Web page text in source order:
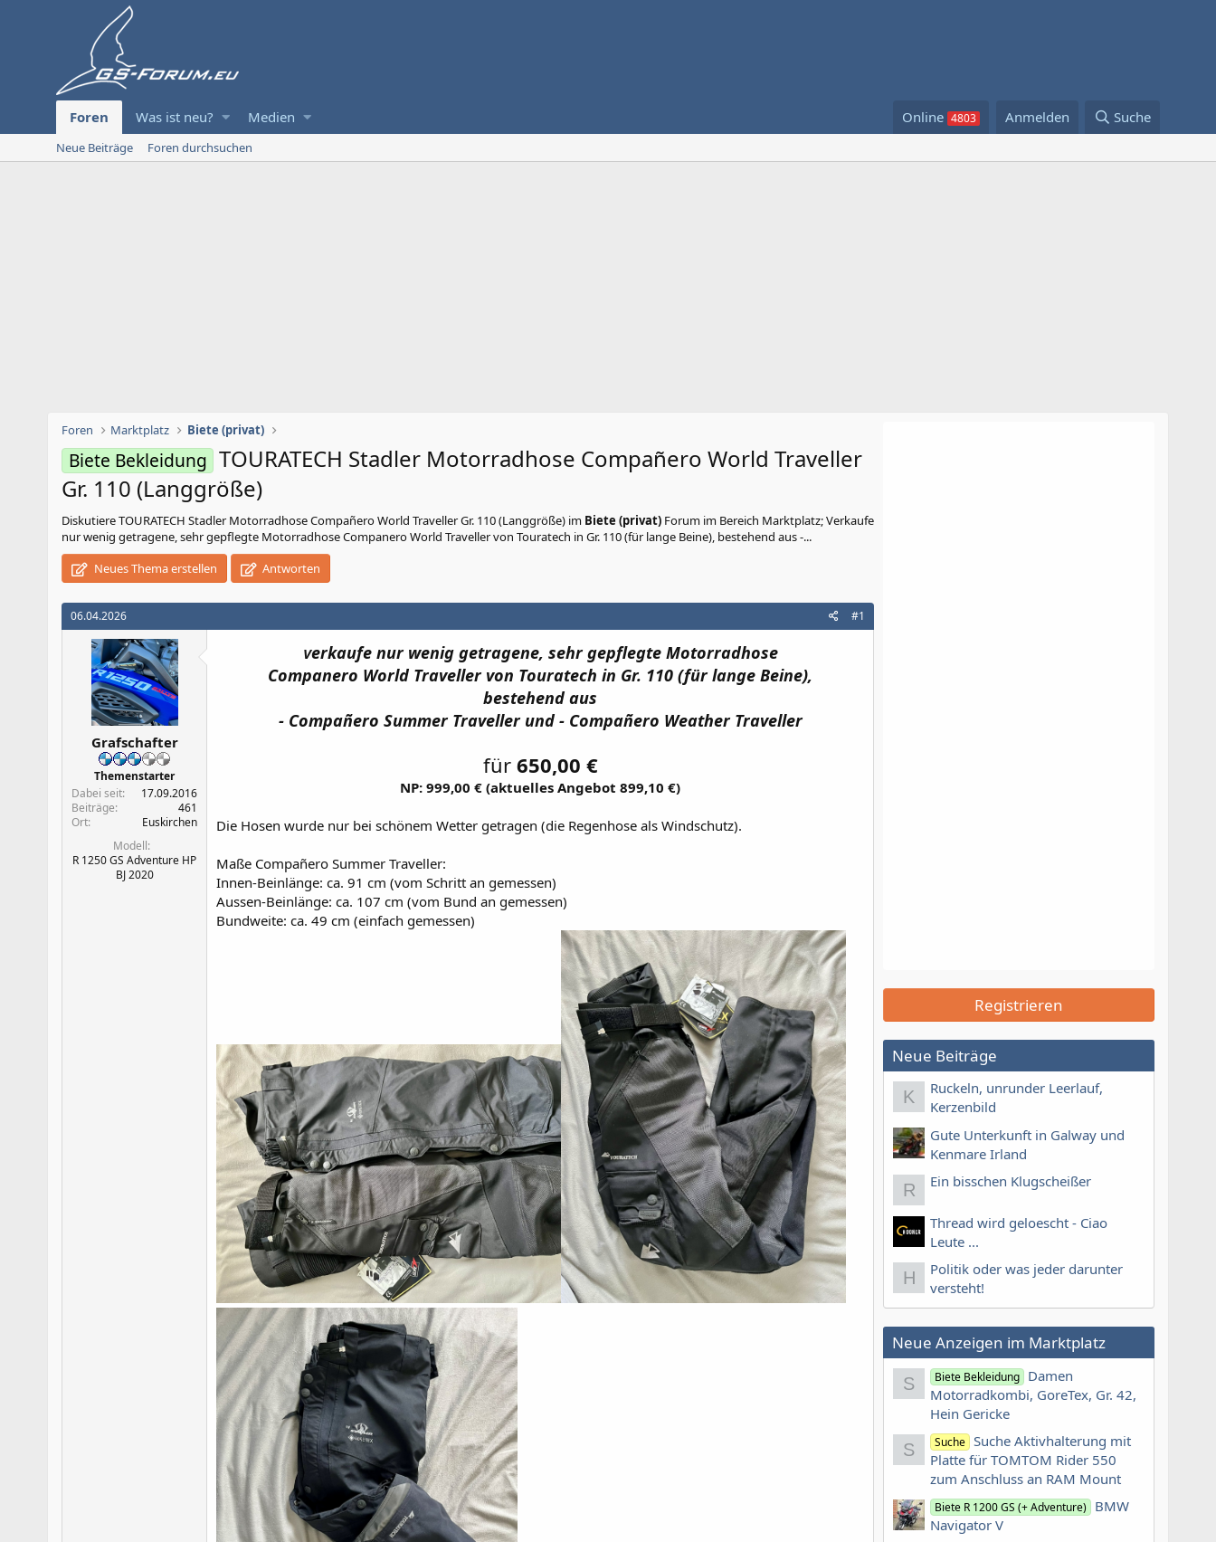
Foren Was ist neu? Medien Online Anmelden Suche
Neue Beiträge Foren durchsuchen
Foren Marktplatz Biete (privat)
Biete Bekleidung TOURATECH Stadler Motorradhose Compañero World Traveller
Gr. 110 (Langgröße)
DiskutiereTOURATECH Stadler Motorradhose Compañero World Traveller Gr. 110 (Langgröße) im Biete (privat) Forum im Bereich Marktplatz; Verkaufe
nur wenig getragene, sehr gepflegte Motorradhose Companero World Traveller von Touratech in Gr. 110 (für lange Beine), bestehend aus -...
Neues Thema erstellen
Antworten
06.04.2026 #1
Grafschafter
Themenstarter
Dabei seit
17.09.2016
Beiträge
461
Ort
Euskirchen
Modell
R 1250 GS Adventure HP
BJ 2020
Verkaufe nur wenig getragene, sehr gepflegte Motorradhose
Companero World Traveller von Touratech in Gr. 110 (für lange Beine),
bestehend aus
- Compañero Summer Traveller und - Compañero Weather Traveller
für 650,00 €
NP: 999,00 € (aktuelles Angebot 899,10 €)
Die Hosen wurde nur bei schönem Wetter getragen (die Regenhose als Windschutz).
Maße Compañero Summer Traveller:
Innen-Beinlänge: ca. 91 cm (vom Schritt an gemessen)
Aussen-Beinlänge: ca. 107 cm (vom Bund an gemessen)
Bundweite: ca. 49 cm (einfach gemessen)
Registrieren
Neue Beiträge
K
Ruckeln, unrunder Leerlauf,
Kerzenbild
Gute Unterkunft in Galway und
Kenmare Irland
R Ein bisschen Klugscheißer
Thread wird geloescht - Ciao
Leute ...
H
Politik oder was jeder darunter
versteht!
Neue Anzeigen im Marktplatz
S Biete Bekleidung Damen
Motorradkombi, GoreTex, Gr. 42,
Hein Gericke
S Suche Suche Aktivhalterung mit
Platte für TOMTOM Rider 550
zum Anschluss an RAM Mount
Biete R 1200 GS (+ Adventure) BMW
Navigator V